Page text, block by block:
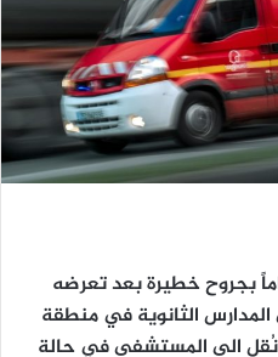
بجروح خطيرة بعد تعرضه
الثانوية في منطقة
الى المستشفى في حالة